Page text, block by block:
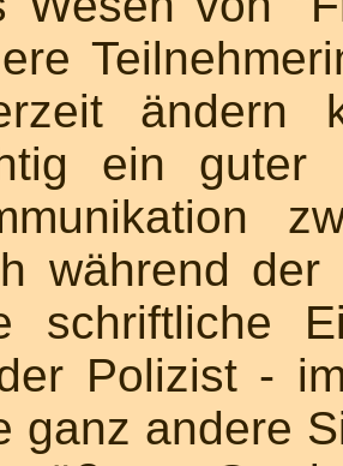
ändern
ein guter
während
schriftliche
Polizist -
ganz andere